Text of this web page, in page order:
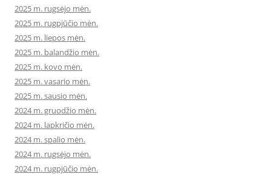
2025 m. rugsėjo mėn.
2025 m. rugpjūčio mėn.
2025 m. liepos mėn.
2025 m. balandžio mėn.
2025 m. kovo mėn.
2025 m. vasario mėn.
2025 m. sausio mėn.
2024 m. gruodžio mėn.
2024 m. lapkričio mėn.
2024 m. spalio mėn.
2024 m. rugsėjo mėn.
2024 m. rugpjūčio mėn.